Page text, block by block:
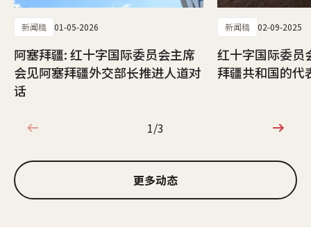
新闻稿 01-05-2026
阿塞拜疆: 红十字国际委员会主席
会见阿塞拜疆外交部长推进人道对
话
新闻稿 02-09-2025
红十字国际委员
拜疆共和国的代
1/3
1/3
更多动态